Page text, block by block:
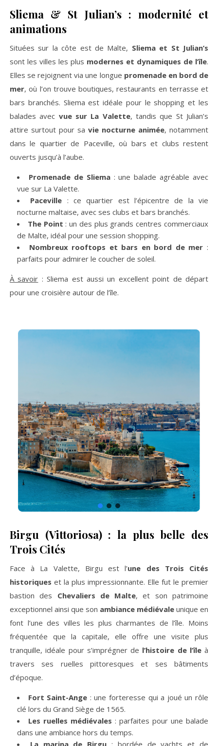
Sliema & St Julian’s : modernité et
animations
Situées sur la côte est de Malte, Sliema et St Julian’s
sont les villes les plus modernes et dynamiques de l’île.
Elles se rejoignent via une longue promenade en bord de
mer, où l’on trouve boutiques, restaurants en terrasse et
bars branchés. Sliema est idéale pour le shopping et les
balades avec vue sur La Valette, tandis que St Julian’s
attire surtout pour sa vie nocturne animée, notamment
dans le quartier de Paceville, où bars et clubs restent
ouverts jusqu’à l’aube.
Promenade de Sliema: une balade agréable avec
vue sur La Valette.
Paceville : ce quartier est l’épicentre de la vie
nocturne maltaise, avec ses clubs et bars branchés.
The Point : un des plus grands centres commerciaux
de Malte, idéal pour une session shopping.
Nombreux rooftops et bars en bord de mer :
parfaits pour admirer le coucher de soleil.
À savoir : Sliema est aussi un excellent point de départ
pour une croisière autour de l’île.
Birgu (Vittoriosa) : la plus belle des
Trois Cités
Face à La Valette, Birgu est l’une des Trois Cités
historiques et la plus impressionnante. Elle fut le premier
bastion des Chevaliers de Malte, et son patrimoine
exceptionnel ainsi que son ambiance médiévale unique en
font l’une des villes les plus charmantes de l’île. Moins
fréquentée que la capitale, elle offre une visite plus
tranquille, idéale pour s’imprégner de l’histoire de l’île à
travers ses ruelles pittoresques et ses bâtiments
d’époque.
Fort Saint-Ange : une forteresse qui a joué un rôle
clé lors du Grand Siège de 1565.
Les ruelles médiévales : parfaites pour une balade
dans une ambiance hors du temps.
La marina de Birgu : bordée de yachts et de